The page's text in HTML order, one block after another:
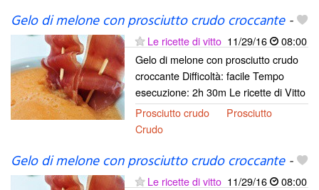
Gelo di melone con prosciutto crudo croccante-
Le ricette di vitto 11/29/16
08:00
Gelo di melone con prosciutto crudo
croccante Difficoltà: facile Tempo
esecuzione: 2h 30m Le ricette di Vitto
Prosciutto crudo
Prosciutto
Crudo
Gelo di melone con prosciutto crudo croccante-
Le ricette di vitto 11/29/16
08:00